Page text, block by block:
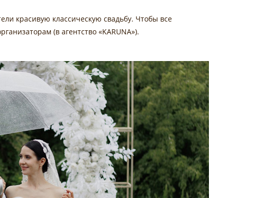
красивую классическую свадьбу. Чтобы все
(в агентство «KARUNA»).